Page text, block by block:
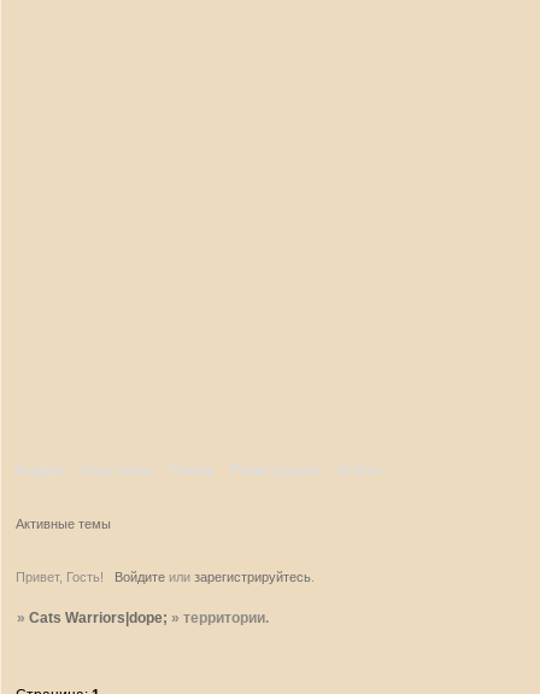
Форум Участники Поиск Регистрация Войти
Активные темы
Привет, Гость! Войдитеили зарегистрируйтесь.
»Cats Warriors|dope; »территории.